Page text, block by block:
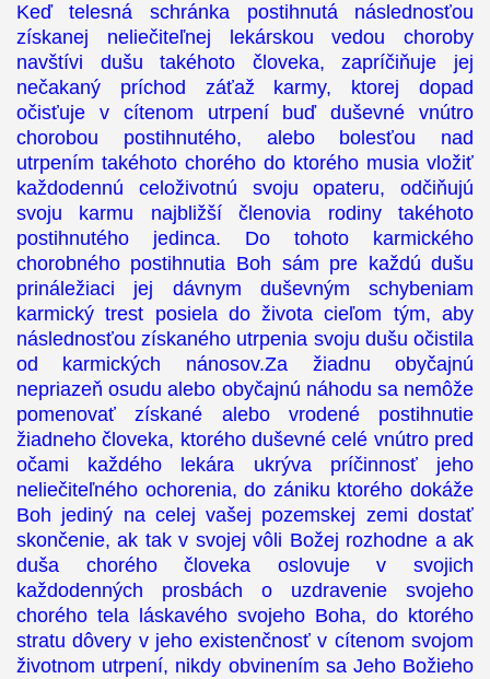
Keď telesná schránka postihnutá následnosťou
získanej neliečiteľnej lekárskou vedou choroby
navštívi dušu takéhoto človeka, zapríčiňuje jej
nečakaný príchod záťaž karmy, ktorej dopad
očisťuje v cítenom utrpení buď duševné vnútro
chorobou postihnutého, alebo bolesťou nad
utrpením takéhoto chorého do ktorého musia vložiť
každodennú celoživotnú svoju opateru, odčiňujú
svoju karmu najbližší členovia rodiny takéhoto
postihnutého jedinca. Do tohoto karmického
chorobného postihnutia Boh sám pre každú dušu
prináležiaci jej dávnym duševným schybeniam
karmický trest posiela do života cieľom tým, aby
následnosťou získaného utrpenia svoju dušu očistila
od karmických nánosov.Za žiadnu obyčajnú
nepriazeň osudu alebo obyčajnú náhodu sa nemôže
pomenovať získané alebo vrodené postihnutie
žiadneho človeka, ktorého duševné celé vnútro pred
očami každého lekára ukrýva príčinnosť jeho
neliečiteľného ochorenia, do zániku ktorého dokáže
Boh jediný na celej vašej pozemskej zemi dostať
skončenie, ak tak v svojej vôli Božej rozhodne a ak
duša chorého človeka oslovuje v svojich
každodenných prosbách o uzdravenie svojeho
chorého tela láskavého svojeho Boha, do ktorého
stratu dôvery v jeho existenčnosť v cítenom svojom
životnom utrpení, nikdy obvinením sa Jeho Božieho